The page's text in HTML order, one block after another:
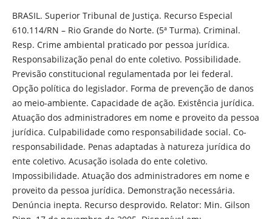
BRASIL. Superior Tribunal de Justiça. Recurso Especial
610.114/RN – Rio Grande do Norte. (5ª Turma). Criminal.
Resp. Crime ambiental praticado por pessoa jurídica.
Responsabilização penal do ente coletivo. Possibilidade.
Previsão constitucional regulamentada por lei federal.
Opção política do legislador. Forma de prevenção de danos
ao meio-ambiente. Capacidade de ação. Existência jurídica.
Atuação dos administradores em nome e proveito da pessoa
jurídica. Culpabilidade como responsabilidade social. Co-
responsabilidade. Penas adaptadas à natureza jurídica do
ente coletivo. Acusação isolada do ente coletivo.
Impossibilidade. Atuação dos administradores em nome e
proveito da pessoa jurídica. Demonstração necessária.
Denúncia inepta. Recurso desprovido. Relator: Min. Gilson